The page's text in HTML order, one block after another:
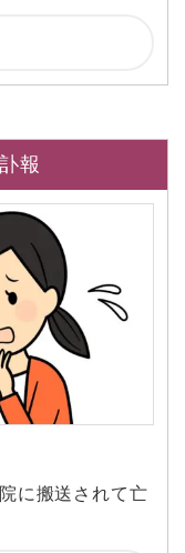
報
に搬送されて亡